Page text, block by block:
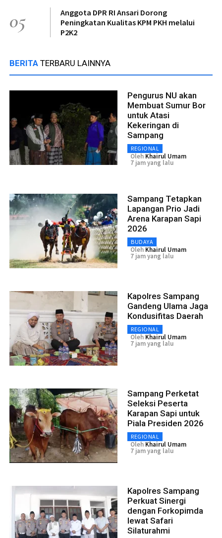
05
Anggota DPR RI Ansari Dorong
Peningkatan Kualitas KPM PKH melalui
P2K2
BERITA TERBARU LAINNYA
Pengurus NU akan
Membuat Sumur Bor
untuk Atasi
Kekeringan di
Sampang
REGIONAL
Oleh Khairul Umam
7 jam yang lalu
Sampang Tetapkan
Lapangan Prio Jadi
Arena Karapan Sapi
2026
BUDAYA
Oleh Khairul Umam
7 jam yang lalu
Kapolres Sampang
Gandeng Ulama Jaga
Kondusifitas Daerah
REGIONAL
Oleh Khairul Umam
7 jam yang lalu
Sampang Perketat
Seleksi Peserta
Karapan Sapi untuk
Piala Presiden 2026
REGIONAL
Oleh Khairul Umam
7 jam yang lalu
Kapolres Sampang
Perkuat Sinergi
dengan Forkopimda
lewat Safari
Silaturahmi